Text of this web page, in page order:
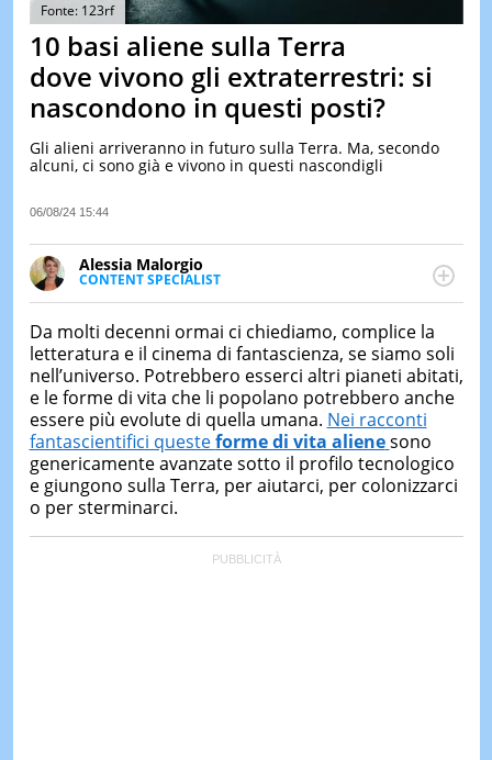
TEST
DI
IERI
Fonte: 123rf
10 basi aliene sulla Terra
dove vivono gli extraterrestri: si
nascondono in questi posti?
Gli alieni arriveranno in futuro sulla Terra. Ma, secondo
alcuni, ci sono già e vivono in questi nascondigli
06/08/24 15:44
Alessia Malorgio
CONTENT SPECIALIST
Ha conseguito un Master in Marketing Management
occupa della creazione di contenuti in ottica SEO e
dello sviluppo di strategie marketing attraverso
canali digitali.
Da molti decenni ormai ci chiediamo, complice la
letteratura e il cinema di fantascienza, se siamo soli
nell’universo. Potrebbero esserci altri pianeti abitati,
e le forme di vita che li popolano potrebbero anche
essere più evolute di quella umana. Nei racconti
fantascientifici questeforme di vita aliene sono
genericamente avanzate sotto il profilo tecnologico
e giungono sulla Terra, per aiutarci, per colonizzarci
o per sterminarci.